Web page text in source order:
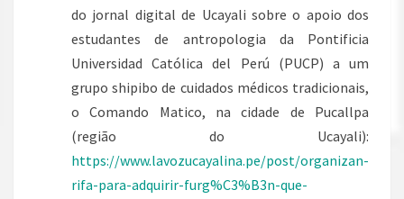
do jornal digital de Ucayali sobre o apoio dos
estudantes de antropologia da Pontificia
Universidad Católica del Perú (PUCP) a um
grupo shipibo de cuidados médicos tradicionais,
o Comando Matico, na cidade de Pucallpa
(região do Ucayali):
https://www.lavozucayalina.pe/post/organizan-
rifa-para-adquirir-furg%C3%B3n-que-